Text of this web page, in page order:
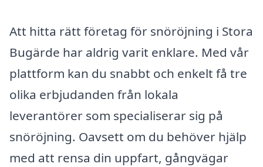
Att hitta rätt företag för snöröjning i Stora
Bugärde har aldrig varit enklare. Med vår
plattform kan du snabbt och enkelt få tre
olika erbjudanden från lokala
leverantörer som specialiserar sig på
snöröjning. Oavsett om du behöver hjälp
med att rensa din uppfart, gångvägar